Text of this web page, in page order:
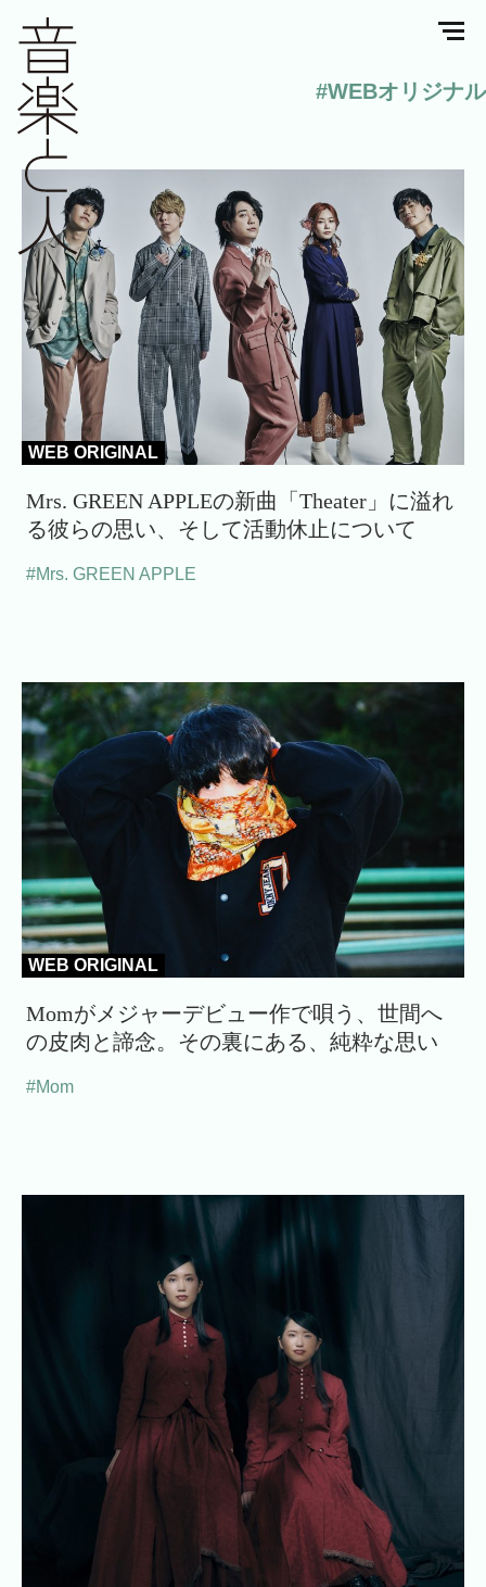
#WEBオリジナル
WEB ORIGINAL
Mrs. GREEN APPLEの新曲「Theater」に溢れ
る彼らの思い、そして活動休止について
#Mrs. GREEN APPLE
WEB ORIGINAL
Momがメジャーデビュー作で唄う、世間へ
の皮肉と諦念。その裏にある、純粋な思い
#Mom